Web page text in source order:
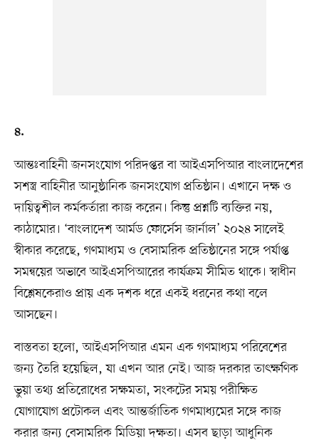
৪.
আন্তঃবাহিনী জনসংযোগ পরিদপ্তর বা আইএসপিআর বাংলাদেশের
সশস্ত্র বাহিনীর আনুষ্ঠানিক জনসংযোগ প্রতিষ্ঠান। এখানে দক্ষ ও
দায়িত্বশীল কর্মকর্তারা কাজ করেন। কিন্তু প্রশ্নটি ব্যক্তির নয়,
কাঠামোর। ‘বাংলাদেশ আর্মড ফোর্সেস জার্নাল’ ২০২৪ সালেই
স্বীকার করেছে, গণমাধ্যম ও বেসামরিক প্রতিষ্ঠানের সঙ্গে পর্যাপ্ত
সমন্বয়ের অভাবে আইএসপিআরের কার্যক্রম সীমিত থাকে। স্বাধীন
বিশ্লেষকেরাও প্রায় এক দশক ধরে একই ধরনের কথা বলে
আসছেন।
বাস্তবতা হলো, আইএসপিআর এমন এক গণমাধ্যম পরিবেশের
জন্য তৈরি হয়েছিল, যা এখন আর নেই। আজ দরকার তাৎক্ষণিক
ভুয়া তথ্য প্রতিরোধের সক্ষমতা, সংকটের সময় পরীক্ষিত
যোগাযোগ প্রটোকল এবং আন্তর্জাতিক গণমাধ্যমের সঙ্গে কাজ
করার জন্য বেসামরিক মিডিয়া দক্ষতা। এসব ছাড়া আধুনিক